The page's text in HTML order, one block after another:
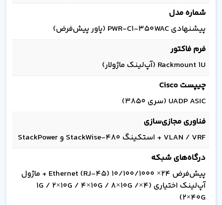
شماره مدل
پیشنهادی PWR-C1-350WAC (پاور پیش‌فرض)
فرم فاکتور
Rackmount 1U (آپ‌لینک ماژولار)
چیپست Cisco
UADP ASIC (سری 3850)
فناوری مجازی‌سازی
VLAN / VRF + استکینگ StackWise-480 و StackPower
درگاه‌های شبکه
پیش‌فرض 24× 10/100/1000 Ethernet (RJ-45) + ماژول
آپ‌لینک اختیاری (4×1G / 2×10G / 4×10G / 8×10G /
2×40G)